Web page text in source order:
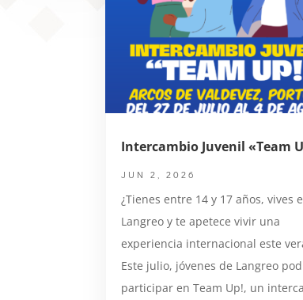
Intercambio Juvenil «Team
JUN 2, 2026
¿Tienes entre 14 y 17 años, vives
Langreo y te apetece vivir una
experiencia internacional este
Este julio, jóvenes de Langreo
participar en Team Up!, un